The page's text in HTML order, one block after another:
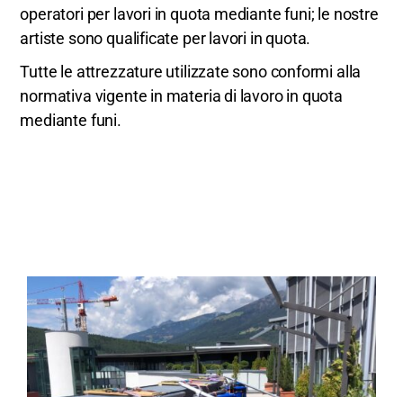
operatori per lavori in quota mediante funi; le nostre
artiste sono qualificate per lavori in quota.
Tutte le attrezzature utilizzate sono conformi alla
normativa vigente in materia di lavoro in quota
mediante funi.